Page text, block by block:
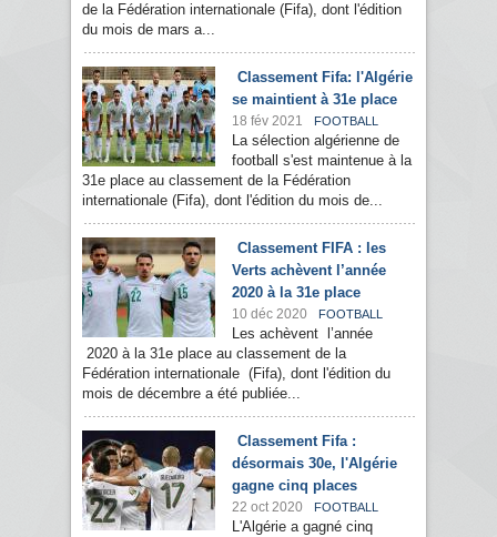
de la Fédération internationale (Fifa), dont l'édition
du mois de mars a...
Classement Fifa: l'Algérie
se maintient à 31e place
18 fév 2021 FOOTBALL
La sélection algérienne de
football s'est maintenue à la
31e place au classement de la Fédération
internationale (Fifa), dont l'édition du mois de...
Classement FIFA : les
Verts achèvent l’année
2020 à la 31e place
10 déc 2020 FOOTBALL
Les achèvent l’année
2020 à la 31e place au classement de la
Fédération internationale (Fifa), dont l'édition du
mois de décembre a été publiée...
Classement Fifa :
désormais 30e, l'Algérie
gagne cinq places
22 oct 2020 FOOTBALL
L'Algérie a gagné cinq